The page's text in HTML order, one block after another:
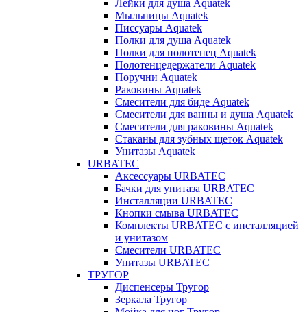
Лейки для душа Aquatek
Мыльницы Aquatek
Писсуары Aquatek
Полки для душа Aquatek
Полки для полотенец Aquatek
Полотенцедержатели Aquatek
Поручни Aquatek
Раковины Aquatek
Смесители для биде Aquatek
Смесители для ванны и душа Aquatek
Смесители для раковины Aquatek
Стаканы для зубных щеток Aquatek
Унитазы Aquatek
URBATEC
Аксессуары URBATEC
Бачки для унитаза URBATEC
Инсталляции URBATEC
Кнопки смыва URBATEC
Комплекты URBATEC с инсталляцией
и унитазом
Смесители URBATEC
Унитазы URBATEC
ТРУГОР
Диспенсеры Тругор
Зеркала Тругор